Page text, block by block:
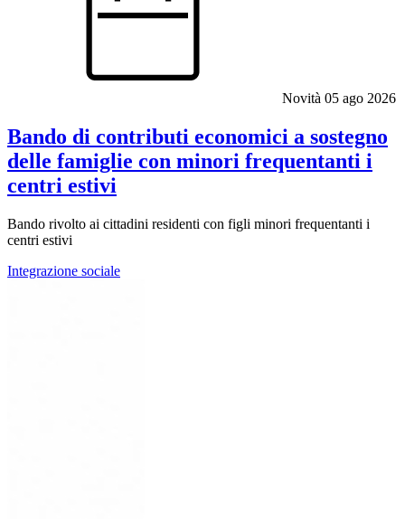
Novità 05 ago 2026
Bando di contributi economici a sostegno
delle famiglie con minori frequentanti i
centri estivi
Bando rivolto ai cittadini residenti con figli minori frequentanti i
centri estivi
Integrazione sociale